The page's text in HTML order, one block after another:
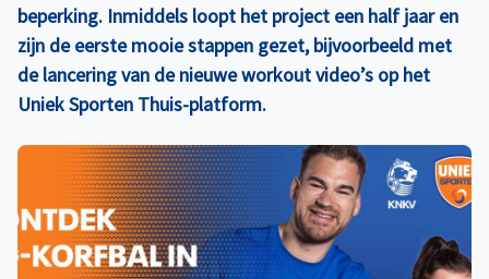
beperking. Inmiddels loopt het project een half jaar en
zijn de eerste mooie stappen gezet, bijvoorbeeld met
de lancering van de nieuwe workout video’s op het
Uniek Sporten Thuis-platform.